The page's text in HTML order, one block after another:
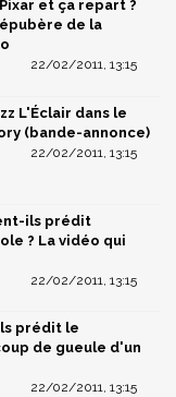
et ça repart ?
de la
22/02/2011, 13:15
L'Éclair dans le
(bande-annonce)
22/02/2011, 13:15
ils prédit
? La vidéo qui
22/02/2011, 13:15
prédit le
de gueule d'un
22/02/2011, 13:15